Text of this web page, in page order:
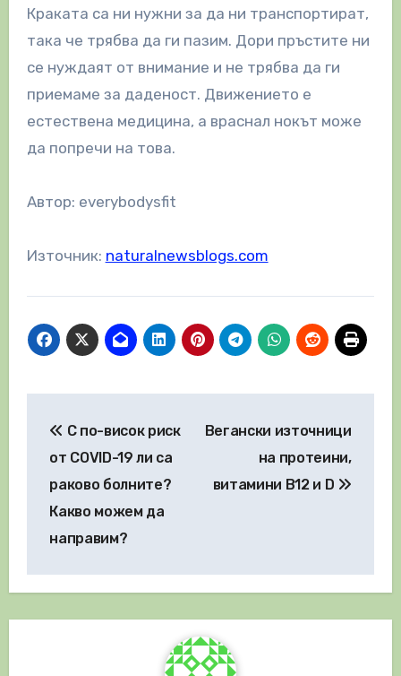
Краката са ни нужни за да ни транспортират,
така че трябва да ги пазим. Дори пръстите ни
се нуждаят от внимание и не трябва да ги
приемаме за даденост. Движението е
естествена медицина, а враснал нокът може
да попречи на това.
Автор: everybodysfit
Източник: naturalnewsblogs.com
С по-висок риск
от COVID-19 ли са
раково болните?
Какво можем да
направим?
Вегански източници
на протеини,
витамини B12 и D